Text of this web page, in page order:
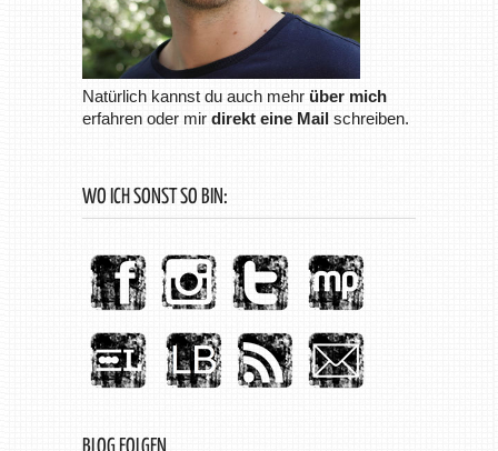
Natürlich kannst du auch mehr über mich
erfahren oder mir direkt eine Mailschreiben.
WO ICH SONST SO BIN: